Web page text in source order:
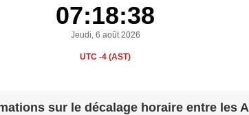
07:18:38
Jeudi, 6 août 2026
UTC -4 (AST)
sur le décalage horaire entre les